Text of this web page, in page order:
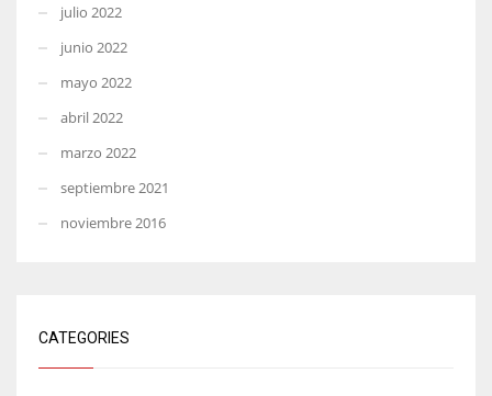
julio 2022
junio 2022
mayo 2022
abril 2022
marzo 2022
septiembre 2021
noviembre 2016
CATEGORIES